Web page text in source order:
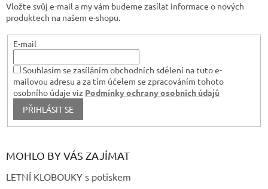
ý
i
Vložte svůj e-mail a my vám budeme zasílat informace o nových
produktech na našem e-shopu.
E-mail
Souhlasím se zasíláním obchodních sdělení na tuto e-
mailovou adresu a za tím účelem se zpracováním tohoto
osobního údaje viz Podmínky ochrany osobních údajů
PŘIHLÁSIT SE
MOHLO BY VÁS ZAJÍMAT
LETNÍ KLOBOUKY s potiskem